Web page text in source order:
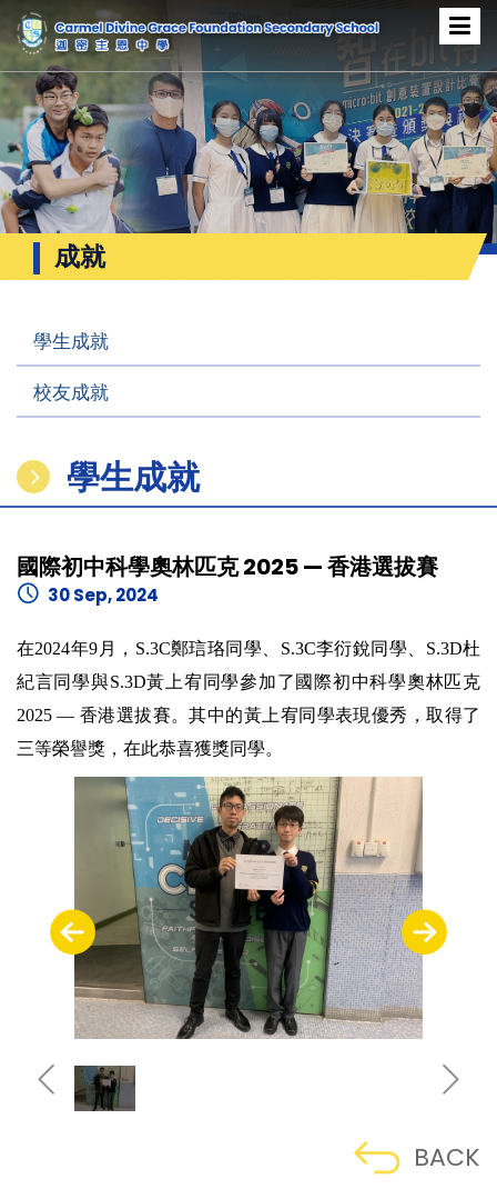
成就
學生成就
校友成就
學生成就
國際初中科學奧林匹克 2025 — 香港選拔賽
30 Sep, 2024
在2024年9月，S.3C鄭琂珞同學、S.3C李衍銳同學、S.3D杜
紀言同學與S.3D黃上宥同學參加了國際初中科學奧林匹克
2025 — 香港選拔賽。其中的黃上宥同學表現優秀，取得了
三等榮譽獎，在此恭喜獲獎同學。
BACK